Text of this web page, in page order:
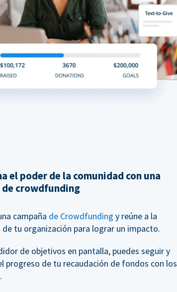
el poder de la comunidad con una
de crowdfunding
campaña de Crowdfunding y reúne a la
tu organización para lograr un impacto.
de objetivos en pantalla, puedes seguir y
progreso de tu recaudación de fondos con los